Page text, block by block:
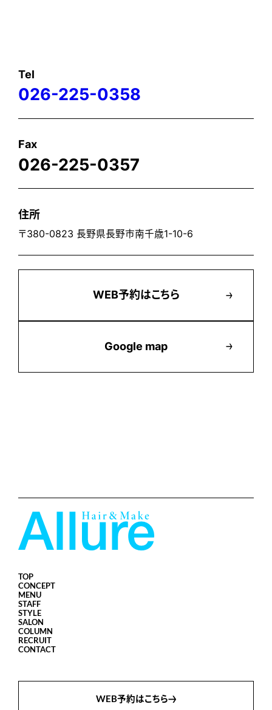
Tel
026-225-0358
Fax
026-225-0357
住所
〒380-0823 長野県長野市南千歳1-10-6
WEB予約はこちら
Google map
TOP
CONCEPT
MENU
STAFF
STYLE
SALON
COLUMN
RECRUIT
CONTACT
WEB予約はこちら